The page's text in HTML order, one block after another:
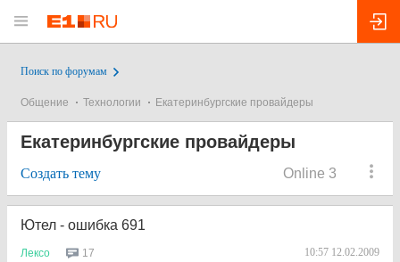
Поиск по форумам
Общение Технологии Екатеринбургские провайдеры
Екатеринбургские провайдеры
Online 3
Создать тему
Ютел - ошибка 691
Лексо 17 10:57 12.02.2009